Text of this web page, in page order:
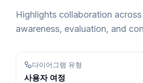
Highlights collaboration
awareness, evaluation, and
다이어그램 유형
사용자 여정